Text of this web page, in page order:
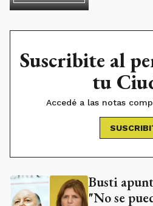
Suscribite al
tu
Accedé a las notas
Busti
"No se